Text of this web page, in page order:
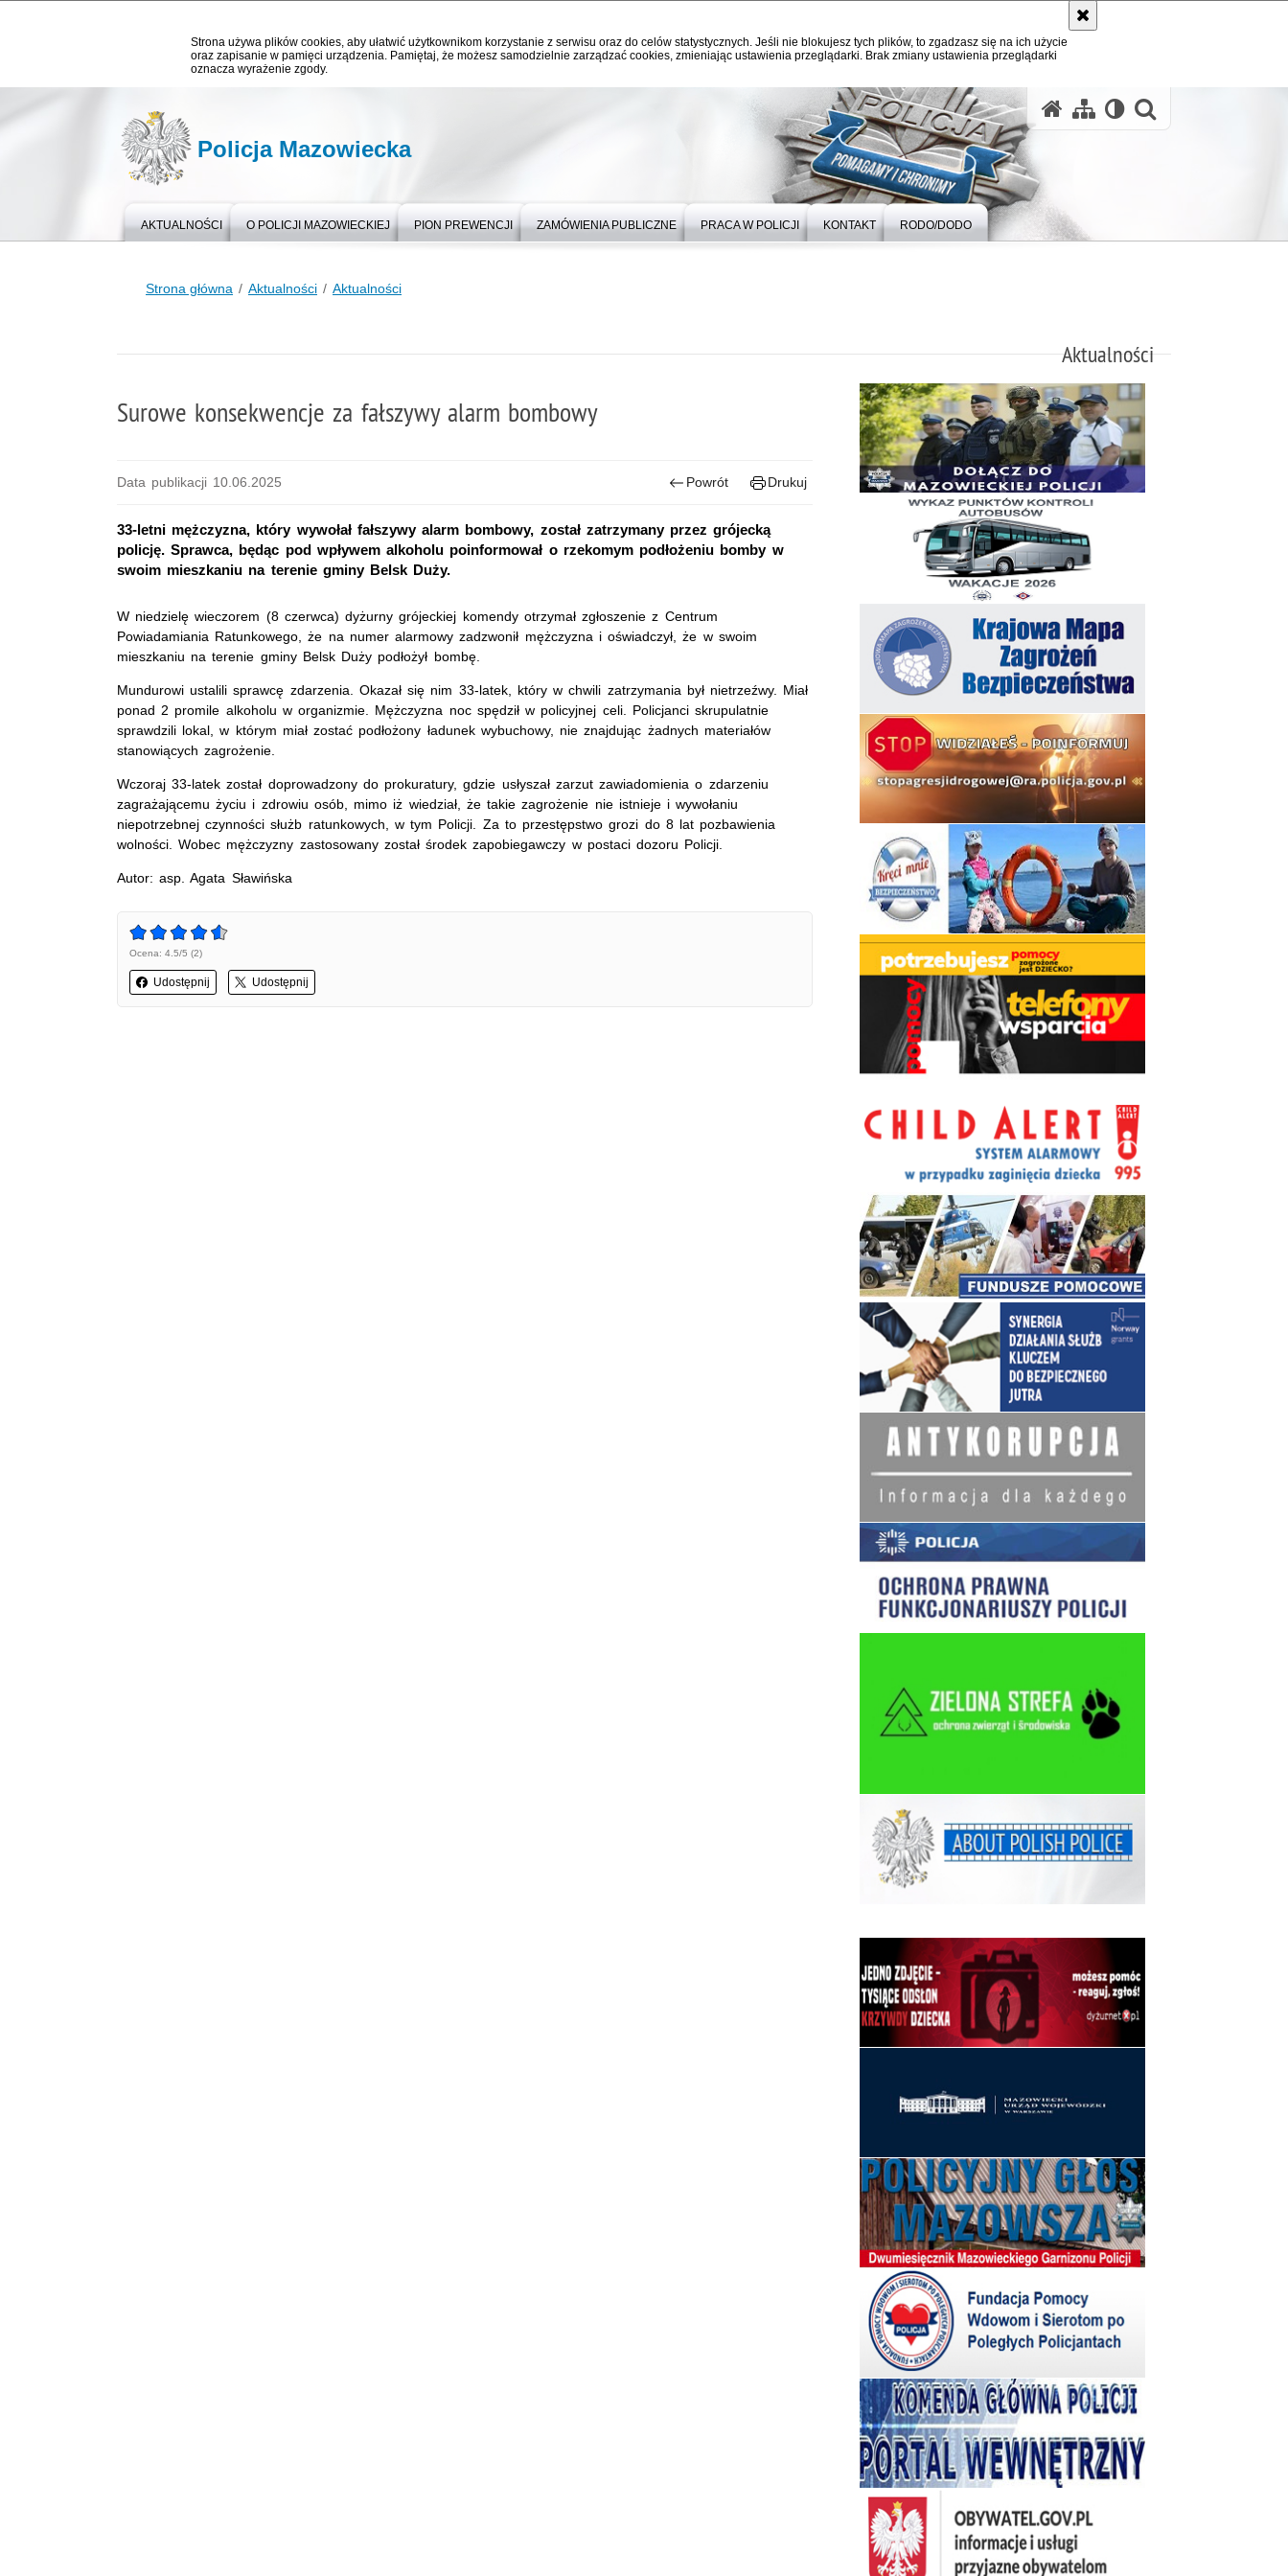
Strona używa plików cookies, aby ułatwić użytkownikom korzystanie z serwisu oraz do celów statystycznych. Jeśli nie blokujesz tych plików, to zgadzasz się na ich użycie
oraz zapisanie w pamięci urządzenia. Pamiętaj, że możesz samodzielnie zarządzać cookies, zmieniając ustawienia przeglądarki. Brak zmiany ustawienia przeglądarki
oznacza wyrażenie zgody.
Policja Mazowiecka
AKTUALNOŚCI O POLICJI MAZOWIECKIEJ PION PREWENCJI ZAMÓWIENIA PUBLICZNE PRACA W POLICJI KONTAKT RODO/DODO
Strona główna Aktualności Aktualności
Aktualności
Surowe konsekwencje za fałszywy alarm bombowy
Data publikacji 10.06.2025 Powrót Drukuj
33-letni mężczyzna, który wywołał fałszywy alarm bombowy, został zatrzymany przez grójecką
policję. Sprawca, będąc pod wpływem alkoholu poinformował o rzekomym podłożeniu bomby w
swoim mieszkaniu na terenie gminy Belsk Duży.
W niedzielę wieczorem (8 czerwca) dyżurny grójeckiej komendy otrzymał zgłoszenie z Centrum
Powiadamiania Ratunkowego, że na numer alarmowy zadzwonił mężczyzna i oświadczył, że w swoim
mieszkaniu na terenie gminy Belsk Duży podłożył bombę.
Mundurowi ustalili sprawcę zdarzenia. Okazał się nim 33-latek, który w chwili zatrzymania był nietrzeźwy. Miał
ponad 2 promile alkoholu w organizmie. Mężczyzna noc spędził w policyjnej celi. Policjanci skrupulatnie
sprawdzili lokal, w którym miał zostać podłożony ładunek wybuchowy, nie znajdując żadnych materiałów
stanowiących zagrożenie.
Wczoraj 33-latek został doprowadzony do prokuratury, gdzie usłyszał zarzut zawiadomienia o zdarzeniu
zagrażającemu życiu i zdrowiu osób, mimo iż wiedział, że takie zagrożenie nie istnieje i wywołaniu
niepotrzebnej czynności służb ratunkowych, w tym Policji. Za to przestępstwo grozi do 8 lat pozbawienia
wolności. Wobec mężczyzny zastosowany został środek zapobiegawczy w postaci dozoru Policji.
Autor: asp. Agata Sławińska
Ocena: 4.5/5 (2)
Udostępnij Udostępnij